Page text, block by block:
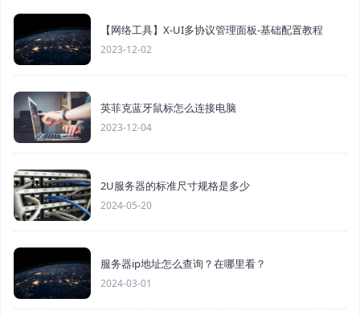
【网络工具】X-UI多协议管理面板-基础配置教程
2023-12-02
英菲克蓝牙鼠标怎么连接电脑
2023-12-04
2U服务器的标准尺寸规格是多少
2024-05-20
服务器ip地址怎么查询？在哪里看？
2024-03-01